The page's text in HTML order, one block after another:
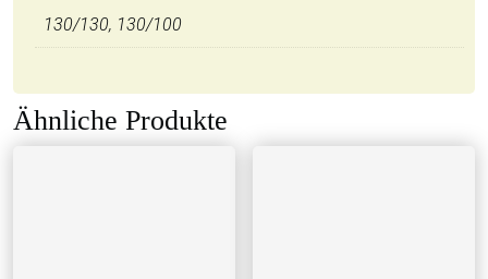
130/130, 130/100
Ähnliche Produkte